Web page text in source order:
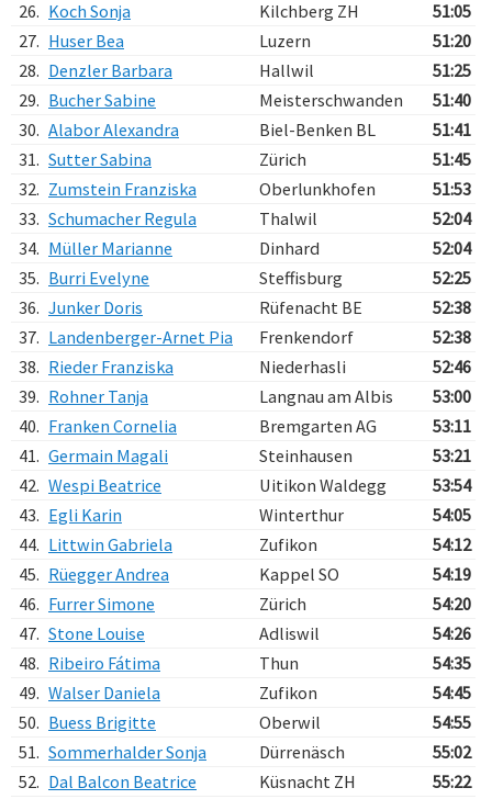
26. Koch Sonja Kilchberg ZH
51:05
27. Huser Bea Luzern
51:20
28. Denzler Barbara Hallwil
51:25
29. Bucher Sabine Meisterschwanden
51:40
30. Alabor Alexandra Biel-Benken BL
51:41
31. Sutter Sabina Zürich
51:45
32. Zumstein Franziska Oberlunkhofen
51:53
33. Schumacher Regula Thalwil
52:04
34. Müller Marianne Dinhard
52:04
35. Burri Evelyne Steffisburg
52:25
36. Junker Doris Rüfenacht BE
52:38
37. Landenberger-Arnet Pia Frenkendorf
52:38
38. Rieder Franziska Niederhasli
52:46
39. Rohner Tanja Langnau am Albis
53:00
40. Franken Cornelia Bremgarten AG
53:11
41. Germain Magali Steinhausen
53:21
42. Wespi Beatrice Uitikon Waldegg
53:54
43. Egli Karin Winterthur
54:05
44. Littwin Gabriela Zufikon
54:12
45. Rüegger Andrea Kappel SO
54:19
46. Furrer Simone Zürich
54:20
47. Stone Louise Adliswil
54:26
48. Ribeiro Fátima Thun
54:35
49. Walser Daniela Zufikon
54:45
50. Buess Brigitte Oberwil
54:55
51. Sommerhalder Sonja Dürrenäsch
55:02
52. Dal Balcon Beatrice Küsnacht ZH
55:22